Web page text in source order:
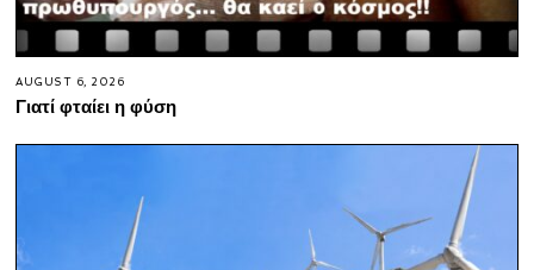
AUGUST 6, 2026
Γιατί φταίει η φύση